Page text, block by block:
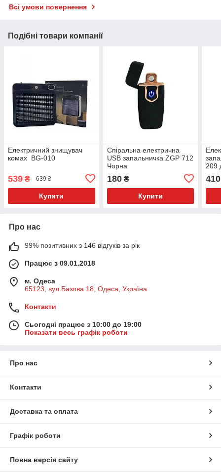
Всі умови повернення
Подібні товари компанії
Електричний знищувач
комах BG-010
539 ₴ 639 ₴
Купити
Спіральна електрична
USB запальничка ZGP 712
Чорна
180₴
Купити
209
410
Про нас
99% позитивних з 146 відгуків за рік
Працює з 09.01.2018
м. Одеса
65123, вул.Базова 18, Одеса, Україна
Контакти
Сьогодні працює з 10:00 до 19:00
Показати весь графік роботи
Про нас
Контакти
Доставка та оплата
Графік роботи
Повна версія сайту